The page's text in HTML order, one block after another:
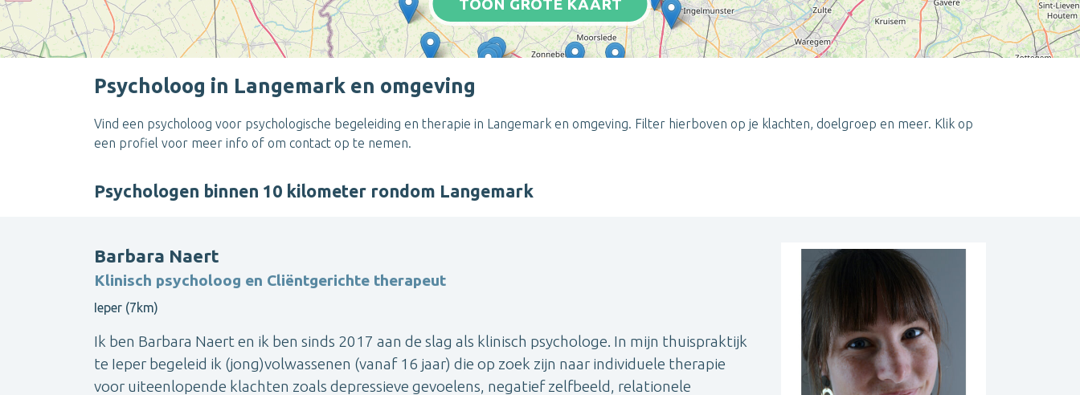
TOON GROTE KAART
Psycholoog in Langemark en omgeving
Vind een psycholoog voor psychologische begeleiding en therapie in Langemark en omgeving. Filter hierboven op je klachten, doelgroep en meer. Klik op
een profiel voor meer info of om contact op te nemen.
Psychologen binnen 10 kilometer rondom Langemark
Barbara Naert
Klinisch psycholoog en Cliëntgerichte therapeut
Ieper (7km)
Ik ben Barbara Naert en ik ben sinds 2017 aan de slag als klinisch psychologe. In mijn thuispraktijk
te Ieper begeleid ik (jong)volwassenen (vanaf 16 jaar) die op zoek zijn naar individuele therapie
voor uiteenlopende klachten zoals depressieve gevoelens, negatief zelfbeeld, relationele